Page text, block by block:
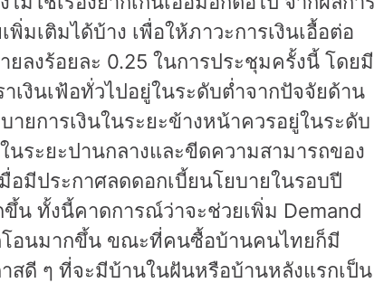
เติมได้บ้าง เพื่อให้ภาวะการเงินเอื้อต่อ
ลงร้อยละ 0.25 ในการประชุมครั้งนี้ โดยมี
เงินเฟ้อทั่วไปอยู่ในระดับต่ำจากปัจจัยด้าน
ยการเงินในระยะข้างหน้าควรอยู่ในระดับ
นระยะปานกลางและขีดความสามารถของ
อมีประกาศลดดอกเบี้ยนโยบายในรอบปี
น ทั้งนี้คาดการณ์ว่าจะช่วยเพิ่ม Demand
ติโอนมากขึ้น ขณะที่คนซื้อบ้านคนไทยก็มี
สดี ๆ ที่จะมีบ้านในฝันหรือบ้านหลังแรกเป็น